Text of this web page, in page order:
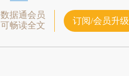
数据通会员
可畅读全文
订阅/会员升级